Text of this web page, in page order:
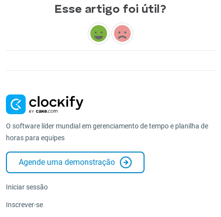
Esse artigo foi útil?
O software líder mundial em gerenciamento de tempo e planilha de
horas para equipes
Agende uma demonstração
Iniciar sessão
Inscrever-se